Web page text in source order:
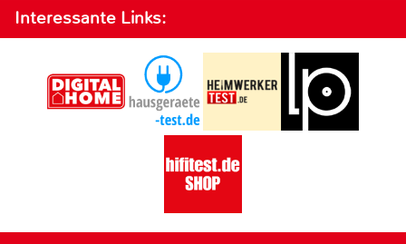
Interessante Links: